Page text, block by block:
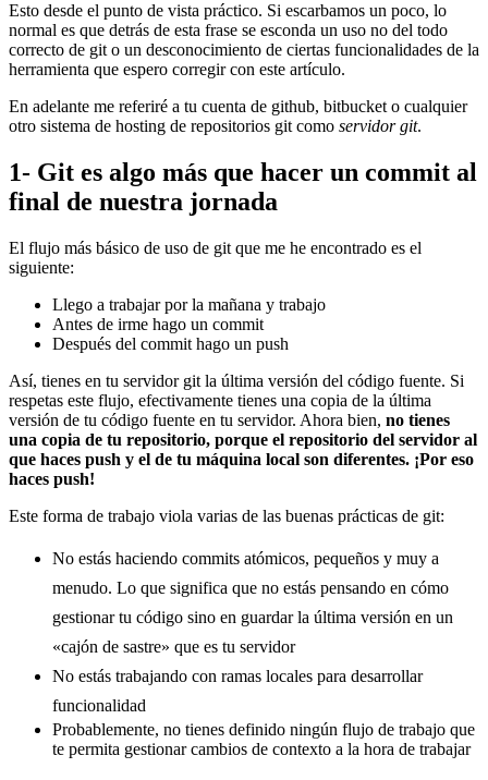
Esto desde el punto de vista práctico. Si escarbamos un poco, lo
normal es que detrás de esta frase se esconda un uso no del todo
correcto de git o un desconocimiento de ciertas funcionalidades de la
herramienta que espero corregir con este artículo.
En adelante me referiré a tu cuenta de github, bitbucket o cualquier
otro sistema de hosting de repositorios git como servidor git.
1- Git es algo más que hacer un commit al
final de nuestra jornada
El flujo más básico de uso de git que me he encontrado es el
siguiente:
Llego a trabajar por la mañana y trabajo
Antes de irme hago un commit
Después del commit hago un push
Así, tienes en tu servidor git la última versión del código fuente. Si
respetas este flujo, efectivamente tienes una copia de la última
versión de tu código fuente en tu servidor. Ahora bien, no tienes
una copia de tu repositorio, porque el repositorio del servidor al
que haces push y el de tu máquina local son diferentes. ¡Por eso
haces push!
Este forma de trabajo viola varias de las buenas prácticas de git:
No estás haciendo commits atómicos, pequeños y muy a
menudo. Lo que significa que no estás pensando en cómo
gestionar tu código sino en guardar la última versión en un
«cajón de sastre» que es tu servidor
No estás trabajando con ramas locales para desarrollar
funcionalidad
Probablemente, no tienes definido ningún flujo de trabajo que
te permita gestionar cambios de contexto a la hora de trabajar